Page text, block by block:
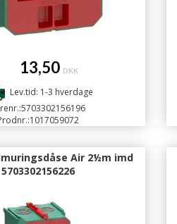
13,50 DKK
Lev.tid: 1-3 hverdage
5703302156196
1017059072
Air 2½m imd
5703302156226